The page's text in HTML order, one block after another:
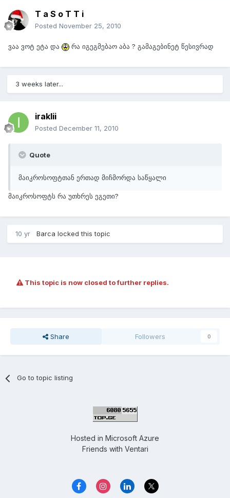
T a S o T T i
Posted November 25, 2010
ვაა ვოტ ეტა და რა იგეგმებაო აბა ? გამაგებინეტ წესივრად
3 weeks later...
iraklii
Posted December 11, 2010
Quote
მაიკროსოფტთან ერთად მიჩმორდა საწყალი
მაიკროსოფტს რა უთხრეს ეგეთი?
10 yr Barca locked this topic
This topic is now closed to further replies.
Share Followers 0
Go to topic listing
Hosted in Microsoft Azure
Friends with Ventari